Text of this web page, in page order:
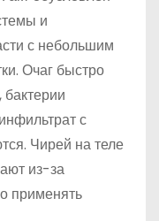
и
с небольшим
Очаг быстро
с
Чирей на теле
из-за
применять